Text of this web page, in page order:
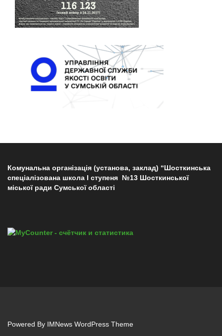
Комунальна організація (установа, заклад) “Шосткинська
спеціалізована школа І ступеня №13 Шосткинської
міської ради Сумської області
Powered By IMNews WordPress Theme